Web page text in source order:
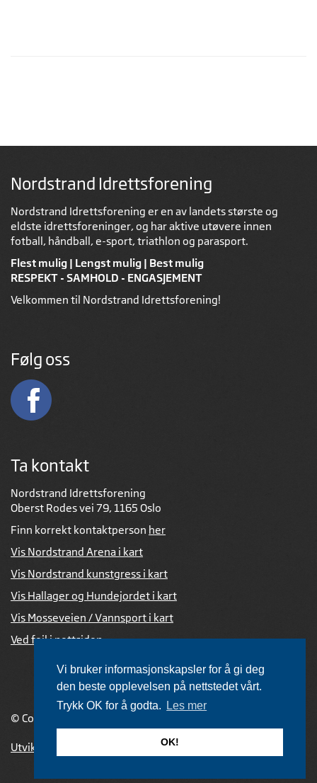
Vi bruker informasjonskapsler for å gi deg
den beste opplevelsen på nettstedet vårt.
Trykk OK for å godta.
Les mer
OK!
Nordstrand Idrettsforening
Nordstrand Idrettsforening er en av landets største og
eldste idrettsforeninger, og har aktive utøvere innen
fotball, håndball, e-sport, triathlon og parasport.
Flest mulig | Lengst mulig | Best mulig
RESPEKT - SAMHOLD - ENGASJEMENT
Velkommen til Nordstrand Idrettsforening!
Følg oss
Ta kontakt
Nordstrand Idrettsforening
Oberst Rodes vei 79, 1165 Oslo
Finn korrekt kontaktperson her
Vis Nordstrand Arena i kart
Vis Nordstrand kunstgress i kart
Vis Hallager og Hundejordet i kart
Vis Mosseveien / Vannsport i kart
Ved feil i nettsiden
© Copyright 2026 |
Utviklet av Netlab publiseres med eRedaktør